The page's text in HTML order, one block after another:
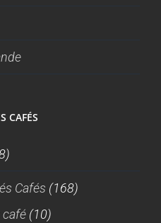
CAFÉS
Cafés (168)
café (10)